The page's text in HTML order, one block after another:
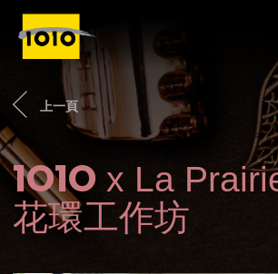
上一頁
1O1O x La
花環工作坊